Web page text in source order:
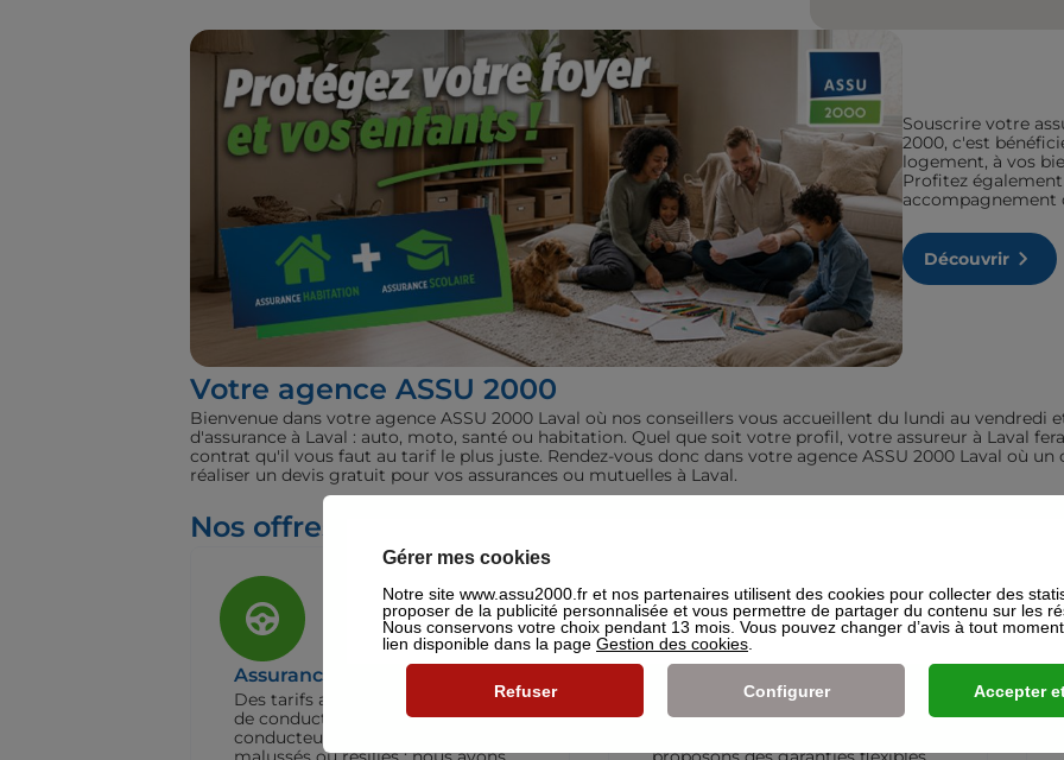
Souscrire votre
2000, c'est
logement, à vos
Profitez
accompagnement
Découvrir
Votre agence ASSU 2000
Bienvenue dans votre agence ASSU 2000 Laval où nos conseillers vous accueillent du lundi au vendredi
d'assurance à Laval : auto, moto, santé ou habitation. Quel que soit votre profil, votre assureur à Laval
contrat qu'il vous faut au tarif le plus juste. Rendez-vous donc dans votre agence ASSU 2000 Laval où
réaliser un devis gratuit pour vos assurances ou mutuelles à Laval.
Nos offres pour les particuliers
Assurance Auto
Des tarifs adaptés à tous les profils
de conducteurs. Jeunes permis,
conducteurs expérimentés,
Assurance Deux-roues
L’assurance moto qui vous suit
partout. Que vous rouliez en
Gérer mes cookies
Notre site www.assu2000.fr et nos partenaires utilisent des cookies pour collecter des
proposer de la publicité personnalisée et vous permettre de partager du contenu sur les
Nous conservons votre choix pendant 13 mois. Vous pouvez changer d’avis à tout
lien disponible dans la page Gestion des cookies
Refuser Configurer Accepter